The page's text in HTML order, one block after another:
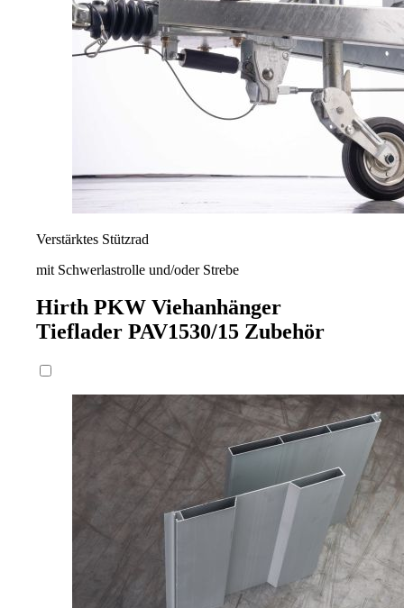
Verstärktes Stützrad
mit Schwerlastrolle und/oder Strebe
Hirth PKW Viehanhänger
Tieflader PAV1530/15 Zubehör